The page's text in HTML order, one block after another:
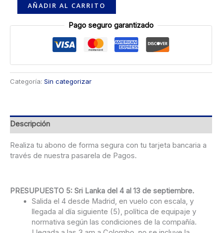
AÑADIR AL CARRITO
Pago seguro garantizado
Categoría: Sin categorizar
Descripción
Realiza tu abono de forma segura con tu tarjeta bancaria a
través de nuestra pasarela de Pagos.
PRESUPUESTO 5: Sri Lanka del 4 al 13 de septiembre.
Salida el 4 desde Madrid, en vuelo con escala, y
llegada al día siguiente (5), política de equipaje y
normativa según las condiciones de la compañía.